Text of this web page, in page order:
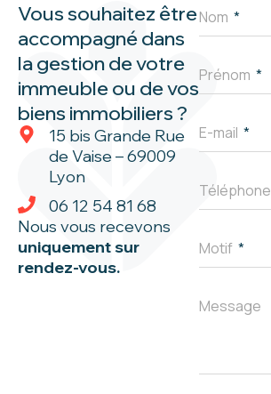
Vous souhaitez être
accompagné dans
la gestion de votre
immeuble ou de vos
biens immobiliers ?
15 bis Grande Rue
de Vaise – 69009
Lyon
06 12 54 81 68
Nous vous recevons
uniquement sur
rendez-vous.
Nom
Prénom
E-mail
Téléphone
Motif
Message